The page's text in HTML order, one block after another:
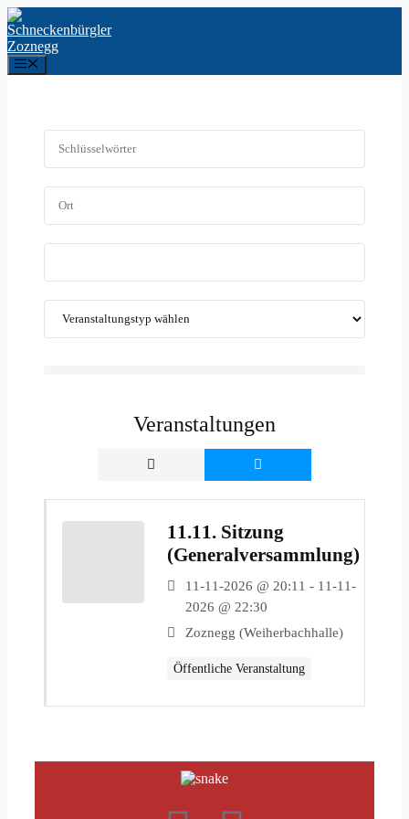
Veranstaltungen
11.11. Sitzung
(Generalversammlung)
11-11-2026 @ 20:11 - 11-11-
2026 @ 22:30
Zoznegg (Weiherbachhalle)
Öffentliche Veranstaltung